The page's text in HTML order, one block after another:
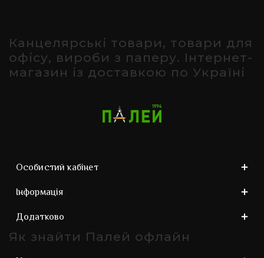
Канцелярські товари, товари для
офісу, вироби з паперу. Інтернет-
магазин із доставкою по Україні
Особистий кабінет
Інформація
Додатково
Як знайти Палей офлайн